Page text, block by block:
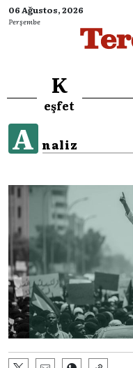
06 Ağustos, 2026
Perşembe
K
eşfet
A naliz